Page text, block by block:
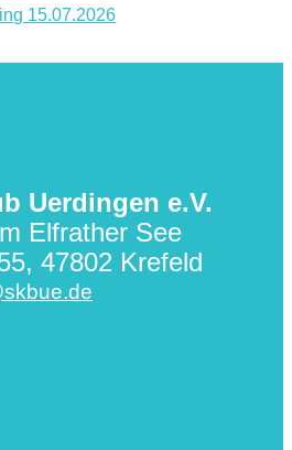
15.07.2026
Uerdingen e.V.
Elfrather See
47802 Krefeld